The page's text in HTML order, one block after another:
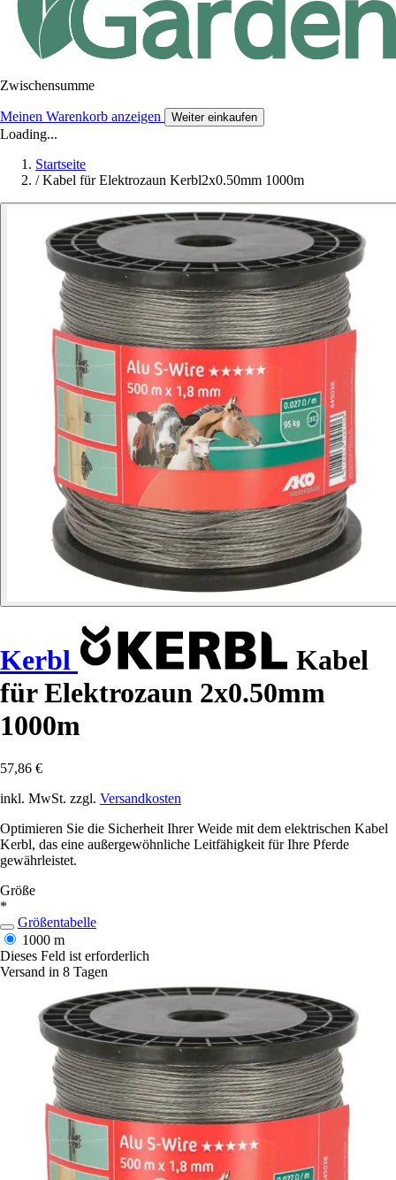
Zwischensumme
Meinen Warenkorb anzeigen Weiter einkaufen
Loading...
Startseite
/ Kabel für Elektrozaun Kerbl2x0.50mm 1000m
Kerbl
Kabel
für Elektrozaun 2x0.50mm
1000m
57,86 €
inkl. MwSt. zzgl. Versandkosten
Optimieren Sie die Sicherheit Ihrer Weide mit dem elektrischen Kabel
Kerbl, das eine außergewöhnliche Leitfähigkeit für Ihre Pferde
gewährleistet.
Größe
*
Größentabelle
1000 m
Dieses Feld ist erforderlich
Versand in 8 Tagen